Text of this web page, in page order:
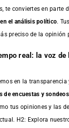
te conviertes en parte
el análisis político.
preciso de la opinión
real: la voz de
en la transparencia
deencuestas y
tus opiniones y las
H2: Explora